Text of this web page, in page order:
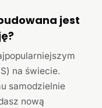
jest
na świecie.
samodzielnie
nową